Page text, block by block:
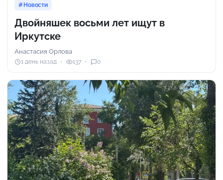
Новости
Двойняшек восьми лет ищут в
Иркутске
Анастасия Орлова
1 день назад 137 0